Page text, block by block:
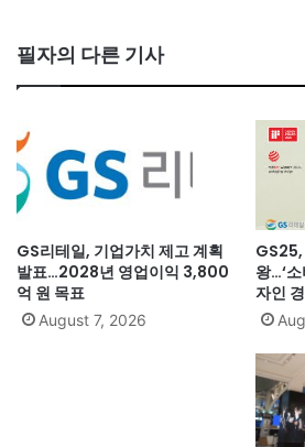
필자의 다른 기사
GS리테일, 기업가치 제고 계획
발표…2028년 영업이익 3,800
억 원 목표
August 7, 2026
GS25,
왕…‘
자인